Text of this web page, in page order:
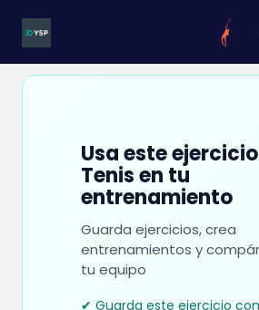
Usa este
Tenis en tu
entrenamiento
Guarda ejercicios, crea
entrenamientos y
tu equipo
✔ Guarda este ejercicio